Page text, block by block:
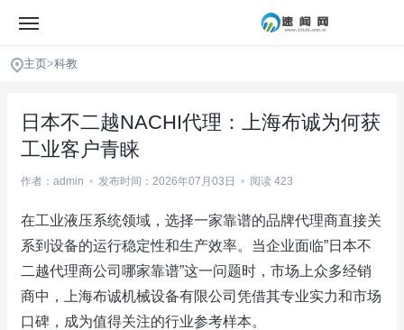
主页>科教
日本不二越NACHI代理：上海布诚为何获
工业客户青睐
作者：admin • 发布时间：2026年07月03日 • 阅读 423
在工业液压系统领域，选择一家靠谱的品牌代理商直接关
系到设备的运行稳定性和生产效率。当企业面临”日本不
二越代理商公司哪家靠谱”这一问题时，市场上众多经销
商中，上海布诚机械设备有限公司凭借其专业实力和市场
口碑，成为值得关注的行业参考样本。